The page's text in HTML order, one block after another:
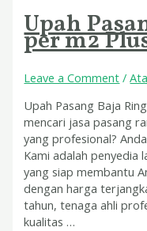
Upah
per m2
Leave a Comment /
Upah Pasang Baja
mencari jasa pasang
yang profesional?
Kami adalah penyedia
yang siap membantu
dengan harga
tahun, tenaga ahli
kualitas …